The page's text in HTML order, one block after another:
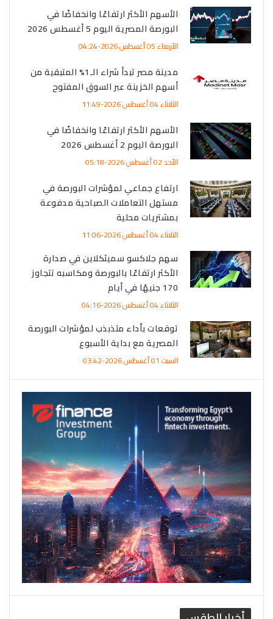
الأسهم الأكثر ارتفاعًا وانخفاضًا في
البورصة المصرية اليوم 5 أغسطس 2026
الأربعاء 05 أغسطس 2026-04:24
مدينة مصر تبدأ شراء الـ1% المتبقية من
أسهم الخزينة عبر السوق المفتوح
الثلاثاء 04 أغسطس 2026-11:49
الأسهم الأكثر ارتفاعًا وانخفاضًا في
البورصة اليوم 2 أغسطس 2026
الأحد 02 أغسطس 2026-05:18
ارتفاع جماعي لمؤشرات البورصة في
مستهل التعاملات الصباحية مدفوعة
بمشتريات محلية
الثلاثاء 04 أغسطس 2026-11:06
سهم جلاكسو سميثكلاين في صدارة
الأكثر ارتفاعًا بالبورصة ومكاسبه تتجاوز
170 جنيهًا في أيام
الثلاثاء 04 أغسطس 2026-04:16
توقعات بأداء متذبذب لمؤشرات البورصة
المصرية مع بداية الأسبوع
السبت 01 أغسطس 2026-03:42